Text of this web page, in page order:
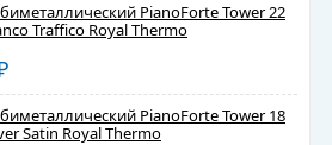
PianoForte Tower 22
Traffico Royal Thermo
PianoForte Tower 18
Satin Royal Thermo